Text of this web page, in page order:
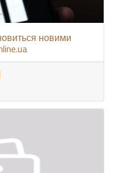
новими